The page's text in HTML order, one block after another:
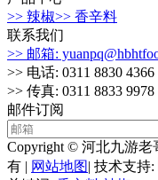
>> 辣椒>> 香辛料
联系我们
>> 邮箱:
>> 电话: 0311 8830 4366
>> 传真: 0311 8833 9978
邮件订阅
Copyright © 河北九游
有 | 网站地图| 技术支持: